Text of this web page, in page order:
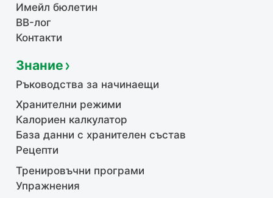
Имейл бюлетин
BB-лог
Контакти
Знание
Ръководства за начинаещи
Хранителни режими
Калориен калкулатор
База данни с хранителен състав
Рецепти
Тренировъчни програми
Упражнения